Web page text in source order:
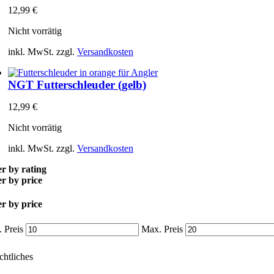
12,99 €
Nicht vorrätig
inkl. MwSt. zzgl. Versandkosten
NGT Futterschleuder (gelb)
12,99 €
Nicht vorrätig
inkl. MwSt. zzgl. Versandkosten
by rating
by price
by price
Preis Max. Preis